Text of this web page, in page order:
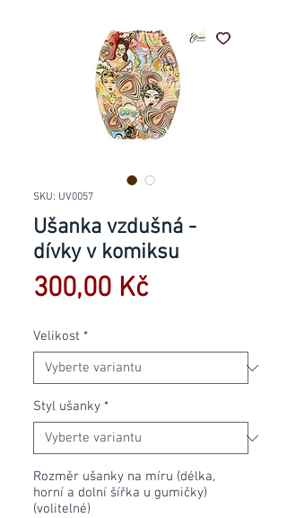
SKU: UV0057
Ušanka vzdušná -
dívky v komiksu
300,00 KčCena
Velikost *
Styl ušanky *
Rozměr ušanky na míru (délka,
horní a dolní šířka u gumičky)
(volitelné)